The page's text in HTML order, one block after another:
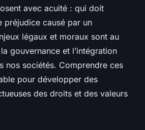
avec acuité : qui doit
préjudice causé par un
légaux et moraux sont au
gouvernance et l’intégration
nos sociétés. Comprendre ces
pour développer des
des droits et des valeurs